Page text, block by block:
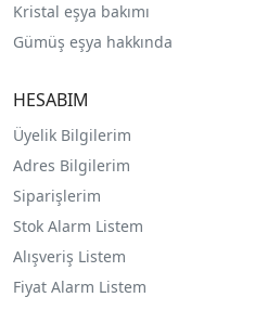
Kristal eşya bakımı
Gümüş eşya hakkında
HESABIM
Üyelik Bilgilerim
Adres Bilgilerim
Siparişlerim
Stok Alarm Listem
Alışveriş Listem
Fiyat Alarm Listem